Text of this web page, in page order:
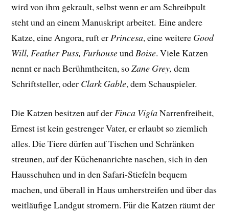
wird von ihm gekrault, selbst wenn er am Schreibpult
steht und an einem Manuskript arbeitet. Eine andere
Katze, eine Angora, ruft erPrincesa, eine weitere Good
Will, Feather Puss, FurhouseundBoise. Viele Katzen
nennt er nach Berühmtheiten, soZane Grey,dem
Schriftsteller, oder Clark Gable, dem Schauspieler.
Die Katzen besitzen auf der Finca VigíaNarrenfreiheit,
Ernest ist kein gestrenger Vater, er erlaubt so ziemlich
alles. Die Tiere dürfen auf Tischen und Schränken
streunen, auf der Küchenanrichte naschen, sich in den
Hausschuhen und in den Safari-Stiefeln bequem
machen, und überall in Haus umherstreifen und über das
weitläufige Landgut stromern. Für die Katzen räumt der